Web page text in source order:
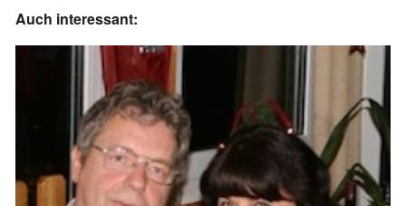
Auch interessant: